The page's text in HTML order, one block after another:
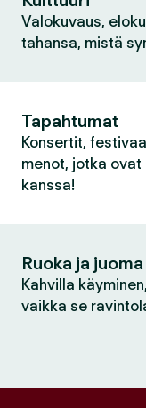
Valokuvaus,
tahansa, mistä
Tapahtumat
Konsertit,
menot, jotka ovat
kanssa!
Ruoka ja juoma
Kahvilla
vaikka se